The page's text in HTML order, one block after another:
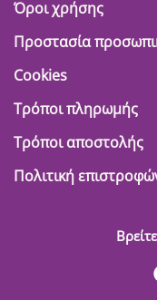
Όροι χρήσης
Προστασία
Cookies
Τρόποι πληρωμής
Τρόποι αποστολής
Πολιτική